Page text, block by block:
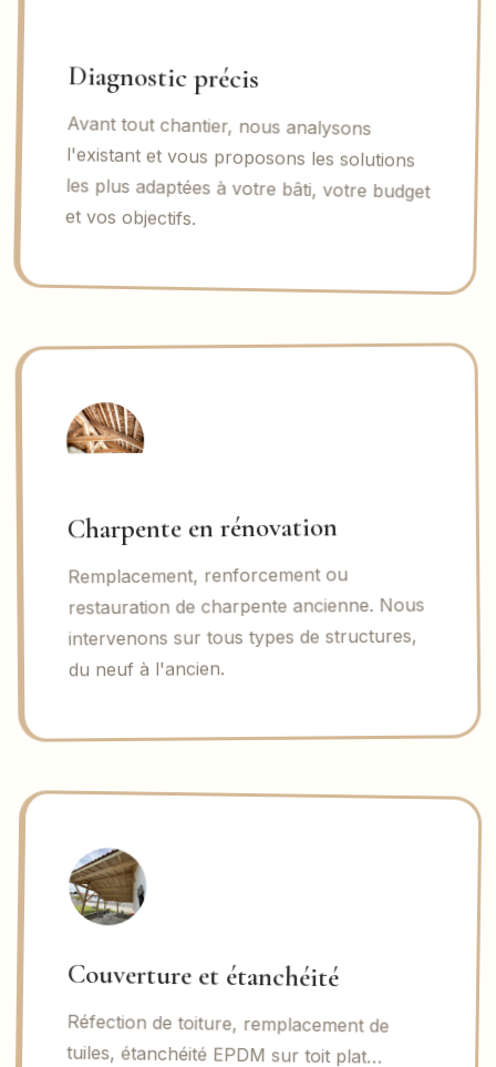
Diagnostic précis
Avant tout chantier, nous analysons
l'existant et vous proposons les solutions
les plus adaptées à votre bâti, votre budget
et vos objectifs.
Charpente en rénovation
Remplacement, renforcement ou
restauration de charpente ancienne. Nous
intervenons sur tous types de structures,
du neuf à l'ancien.
Couverture et étanchéité
Réfection de toiture, remplacement de
tuiles, étanchéité EPDM sur toit plat…
Nous sécurisons et pérennisons votre